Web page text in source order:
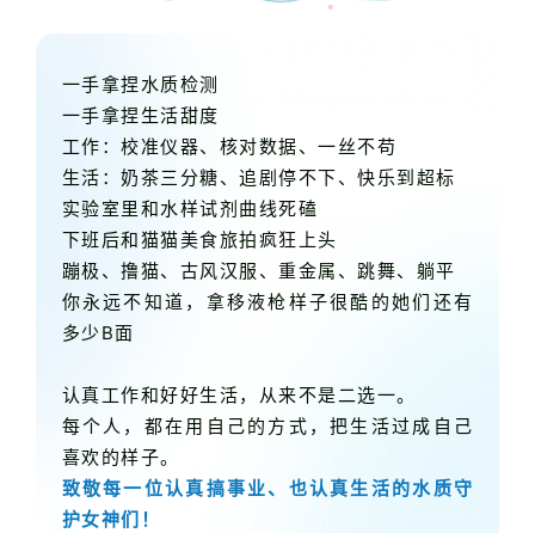
一手拿捏水质检测
一手拿捏生活甜度
工作：校准仪器、核对数据、一丝不苟
生活：奶茶三分糖、追剧停不下、快乐到超标
实验室里和水样试剂曲线死磕
下班后和猫猫美食旅拍疯狂上头
蹦极、撸猫、古风汉服、重金属、跳舞、躺平
你永远不知道，拿移液枪样子很酷的她们还有
多少B面
认真工作和好好生活，从来不是二选一。
每个人，都在用自己的方式，把生活过成自己
喜欢的样子。
致敬每一位认真搞事业、也认真生活的水质守
护女神们！